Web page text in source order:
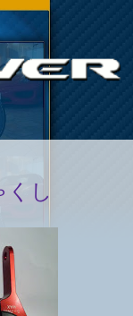
し